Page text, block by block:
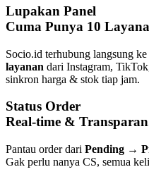
Lupakan Panel
Cuma Punya 10
Socio.id terhubung langsung
layanan dari Instagram,
sinkron harga & stok tiap jam.
Status Order
Real-time &
Pantau order dari Pending →
Gak perlu nanya CS, semua